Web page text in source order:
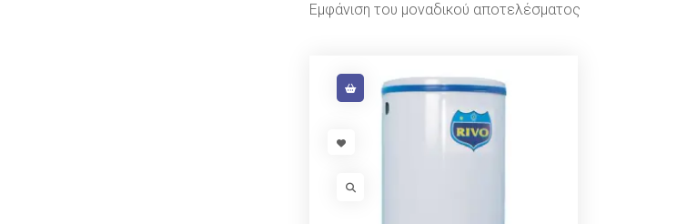
Εμφάνιση του μοναδικού αποτελέσματος
VISIT LINK
VISIT LINK